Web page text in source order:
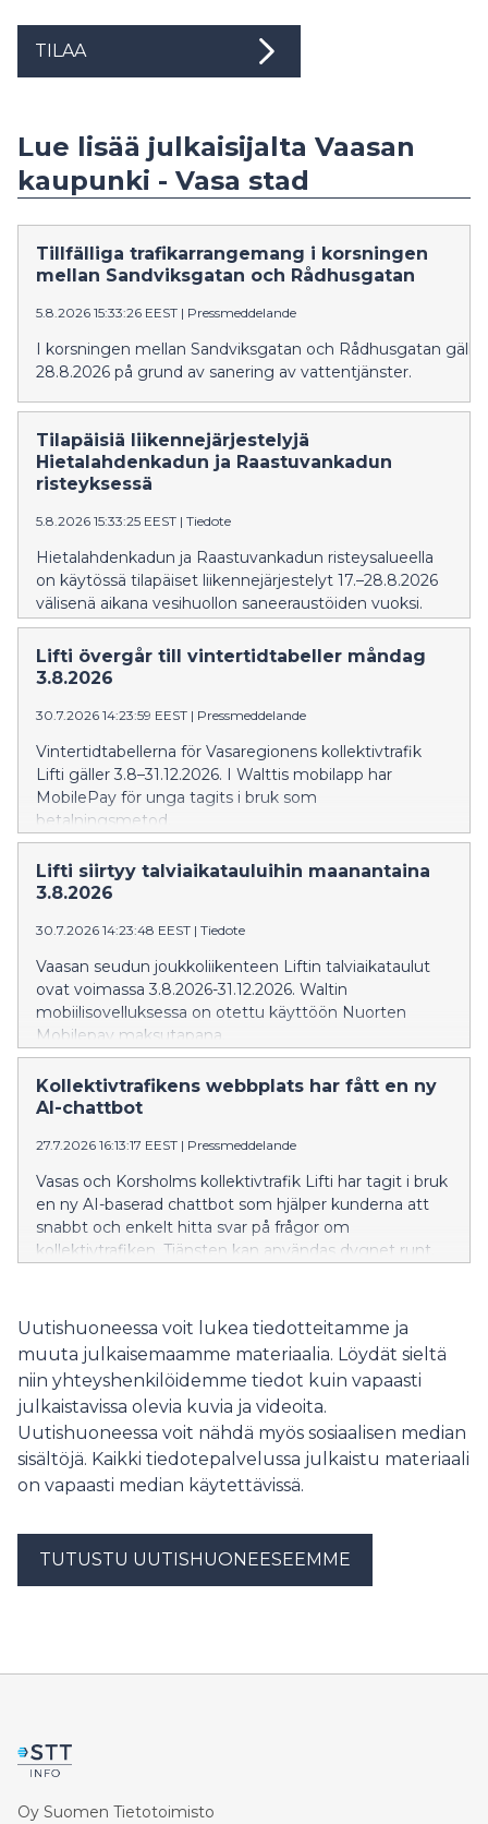
TILAA
Lue lisää julkaisijalta Vaasan
kaupunki - Vasa stad
Tillfälliga trafikarrangemang i korsningen
mellan Sandviksgatan och Rådhusgatan
5.8.2026 15:33:26 EEST | Pressmeddelande
I korsningen mellan Sandviksgatan och Rådhusgatan
28.8.2026 på grund av sanering av vattentjänster.
Tilapäisiä liikennejärjestelyjä
Hietalahdenkadun ja Raastuvankadun
risteyksessä
5.8.2026 15:33:25 EEST | Tiedote
Hietalahdenkadun ja Raastuvankadun risteysalueella
on käytössä tilapäiset liikennejärjestelyt 17.–28.8.2026
välisenä aikana vesihuollon saneeraustöiden vuoksi.
Lifti övergår till vintertidtabeller måndag
3.8.2026
30.7.2026 14:23:59 EEST | Pressmeddelande
Vintertidtabellerna för Vasaregionens kollektivtrafik
Lifti gäller 3.8–31.12.2026. I Walttis mobilapp har
MobilePay för unga tagits i bruk som
betalningsmetod.
Lifti siirtyy talviaikatauluihin maanantaina
3.8.2026
30.7.2026 14:23:48 EEST | Tiedote
Vaasan seudun joukkoliikenteen Liftin talviaikataulut
ovat voimassa 3.8.2026-31.12.2026. Waltin
mobiilisovelluksessa on otettu käyttöön Nuorten
Mobilepay maksutapana.
Kollektivtrafikens webbplats har fått en ny
AI-chattbot
27.7.2026 16:13:17 EEST | Pressmeddelande
Vasas och Korsholms kollektivtrafik Lifti har tagit i bruk
en ny AI-baserad chattbot som hjälper kunderna att
snabbt och enkelt hitta svar på frågor om
kollektivtrafiken. Tjänsten kan användas dygnet runt.
Uutishuoneessa voit lukea tiedotteitamme ja
muuta julkaisemaamme materiaalia. Löydät sieltä
niin yhteyshenkilöidemme tiedot kuin vapaasti
julkaistavissa olevia kuvia ja videoita.
Uutishuoneessa voit nähdä myös sosiaalisen median
sisältöjä. Kaikki tiedotepalvelussa julkaistu materiaali
on vapaasti median käytettävissä.
TUTUSTU UUTISHUONEESEEMME
Oy Suomen Tietotoimisto